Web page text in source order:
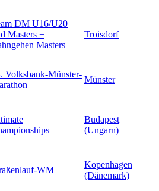
DM U16/U20
Masters +
Masters
Troisdorf
Volksbank-Münster-
Münster
Budapest
(Ungarn)
WM
Kopenhagen
(Dänemark)